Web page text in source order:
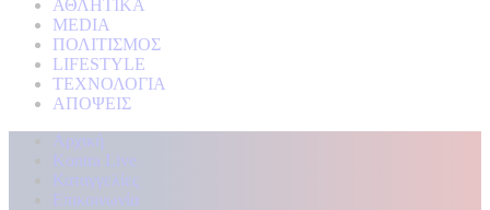
ΑΘΛΗΤΙΚΑ
MEDIA
ΠΟΛΙΤΙΣΜΟΣ
LIFESTYLE
ΤΕΧΝΟΛΟΓΙΑ
ΑΠΟΨΕΙΣ
Αρχική
Kontra Live
Καταγγελίες
Επικοινωνία